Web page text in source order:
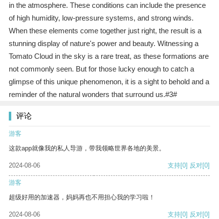
in the atmosphere. These conditions can include the presence
of high humidity, low-pressure systems, and strong winds.
When these elements come together just right, the result is a
stunning display of nature's power and beauty. Witnessing a
Tomato Cloud in the sky is a rare treat, as these formations are
not commonly seen. But for those lucky enough to catch a
glimpse of this unique phenomenon, it is a sight to behold and a
reminder of the natural wonders that surround us.#3#
评论
游客
这款app就像我的私人导游，带我领略世界各地的美景。
2024-08-06 支持[0] 反对[0]
游客
超级好用的加速器，妈妈再也不用担心我的学习啦！
2024-08-06 支持[0] 反对[0]